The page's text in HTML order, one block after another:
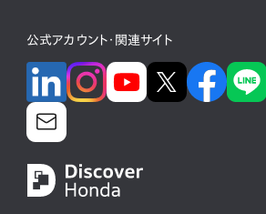
公式アカウント・関連サイト